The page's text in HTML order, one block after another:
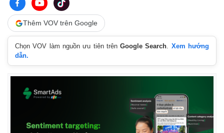
Thêm VOV trên Google
Chọn VOV làm nguồn ưu tiên trênGoogle Search. Xem hướng
dẫn.